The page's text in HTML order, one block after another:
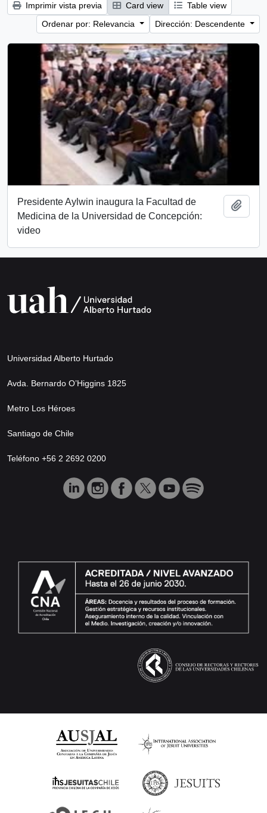
Imprimir vista previa Card view
Table view
Ordenar por: Relevancia
Dirección: Descendente
Presidente Aylwin inaugura la Facultad de
Medicina de la Universidad de Concepción:
video
Universidad Alberto Hurtado
Avda. Bernardo O’Higgins 1825
Metro Los Héroes
Santiago de Chile
Teléfono +56 2 2692 0200